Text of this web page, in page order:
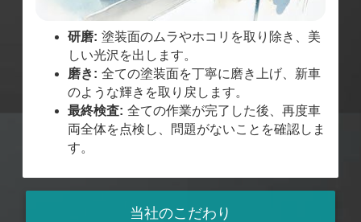
研磨: 塗装面のムラやホコリを取り除き、美
しい光沢を出します。
磨き: 全ての塗装面を丁寧に磨き上げ、新車
のような輝きを取り戻します。
最終検査: 全ての作業が完了した後、再度車
両全体を点検し、問題がないことを確認しま
す。
当社のこだわり